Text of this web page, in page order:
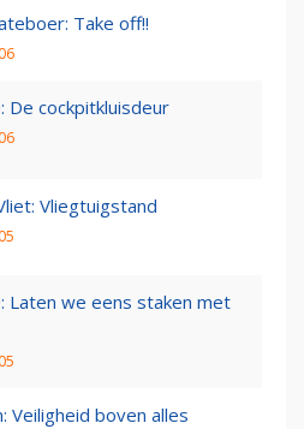
Take off!!
De cockpitkluisdeur
Vliegtuigstand
Laten we eens staken met
Veiligheid boven alles